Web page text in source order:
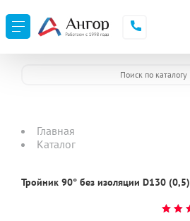
Главная
Каталог
Тройник 90° без изоляции D130 (0,5)